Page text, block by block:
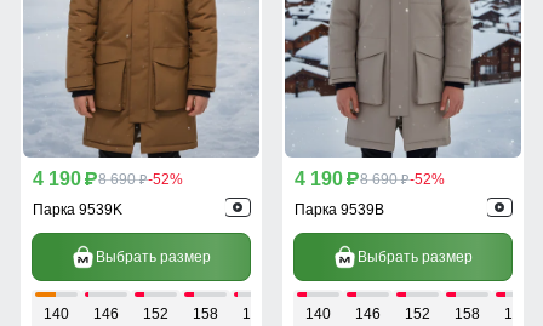
4 190 p8 690 p-52%
Парка 9539K
Выбрать размер
140 146 152 158 164
4 190 p8 690 p-52%
Парка 9539B
Выбрать размер
140 146 152 158 164